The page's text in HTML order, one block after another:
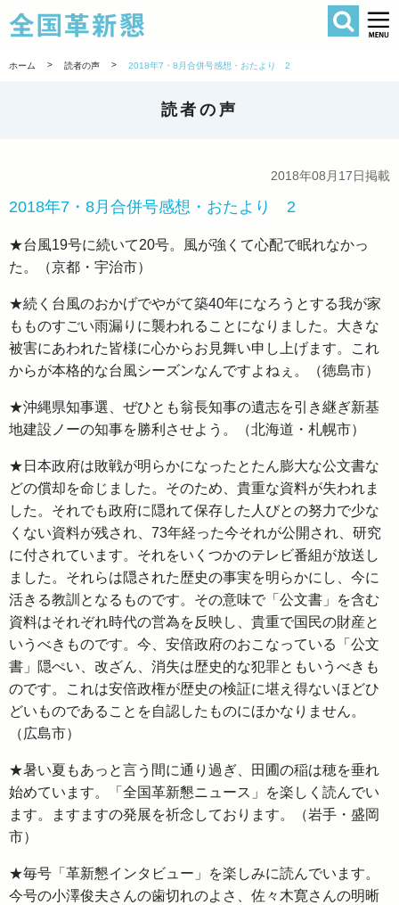
全国革新懇
検索
ホーム > 読者の声 > 2018年7・8月合併号感想・おたより 2
読者の声
2018年08月17日掲載
2018年7・8月合併号感想・おたより 2
★台風19号に続いて20号。風が強くて心配で眠れなかっ
た。（京都・宇治市）
★続く台風のおかげでやがて築40年になろうとする我が家
もものすごい雨漏りに襲われることになりました。大きな
被害にあわれた皆様に心からお見舞い申し上げます。これ
からが本格的な台風シーズンなんですよねぇ。（徳島市）
★沖縄県知事選、ぜひとも翁長知事の遺志を引き継ぎ新基
地建設ノーの知事を勝利させよう。（北海道・札幌市）
★日本政府は敗戦が明らかになったとたん膨大な公文書な
どの償却を命じました。そのため、貴重な資料が失われま
した。それでも政府に隠れて保存した人びとの努力で少な
くない資料が残され、73年経った今それが公開され、研究
に付されています。それをいくつかのテレビ番組が放送し
ました。それらは隠された歴史の事実を明らかにし、今に
活きる教訓となるものです。その意味で「公文書」を含む
資料はそれぞれ時代の営為を反映し、貴重で国民の財産と
いうべきものです。今、安倍政府のおこなっている「公文
書」隠ぺい、改ざん、消失は歴史的な犯罪ともいうべきも
のです。これは安倍政権が歴史の検証に堪え得ないほどひ
どいものであることを自認したものにほかなりません。
（広島市）
★暑い夏もあっと言う間に通り過ぎ、田圃の稲は穂を垂れ
始めています。「全国革新懇ニュース」を楽しく読んでい
ます。ますますの発展を祈念しております。（岩手・盛岡
市）
★毎号「革新懇インタビュー」を楽しみに読んでいます。
今号の小澤俊夫さんの歯切れのよさ、佐々木寛さんの明晰